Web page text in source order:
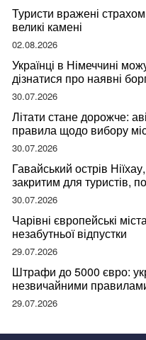
Туристи вражені
великі камені
02.08.2026
Українці в Німеччині
дізнатися про наявні
30.07.2026
Літати стане дорожче:
правила щодо вибору
30.07.2026
Гавайський острів
закритим для туристів,
відвідувачів
30.07.2026
Чарівні європейські
незабутньої відпустки
29.07.2026
Штрафи до 5000 євро:
незвичайними
правдою
29.07.2026